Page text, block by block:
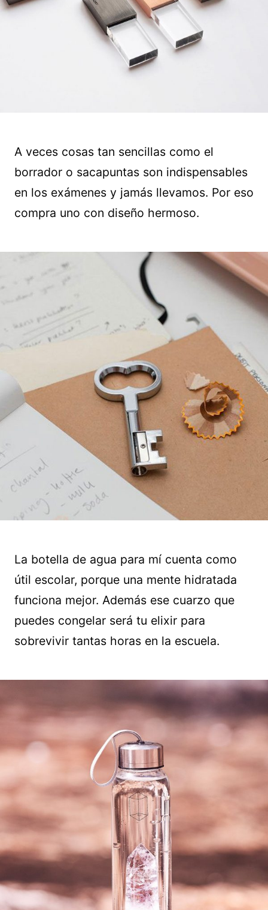
A veces cosas tan sencillas como el
borrador o sacapuntas son indispensables
en los exámenes y jamás llevamos. Por eso
compra uno con diseño hermoso.
La botella de agua para mí cuenta como
útil escolar, porque una mente hidratada
funciona mejor. Además ese cuarzo que
puedes congelar será tu elixir para
sobrevivir tantas horas en la escuela.